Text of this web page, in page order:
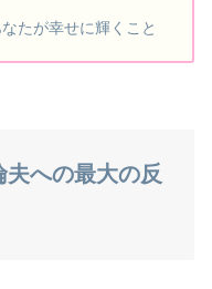
たが幸せに輝くこと
への最大の反